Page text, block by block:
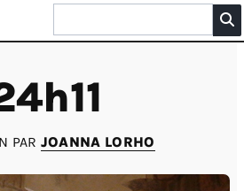
PAR JOANNA LORHO